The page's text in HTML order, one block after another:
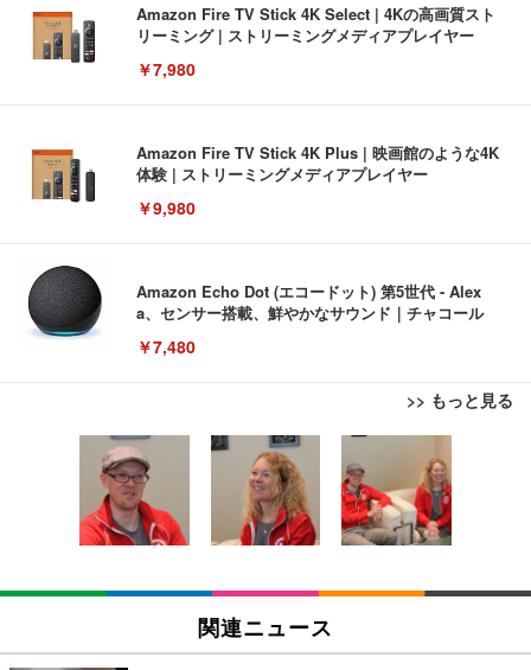
Amazon Fire TV Stick 4K Select | 4Kの高画質スト
リーミング | ストリーミングメディアプレイヤー
￥7,980
Amazon Fire TV Stick 4K Plus | 映画館のような4K
体験 | ストリーミングメディアプレイヤー
￥9,980
Amazon Echo Dot (エコードット) 第5世代 - Alex
a、センサー搭載、鮮やかなサウンド｜チャコール
￥7,480
>> もっと見る
[EdoErgo] オフィスチェア 椅子 テレワーク 疲れな
い 跳ね上げ式アームレスト コンパクト 約105度ロッ
キング pc 事務椅子 360度回転 座面昇降 強化ナイロ
ン樹脂ベース 通気性メッシュ 在宅ワーク H-WY01
(黒網+黒枠+黒足)
￥5,699
SIHOO B100 オフィスチェア／デスクチェア メッシ
ュチェア 人間工学 疲れない ブラック
￥27,999
EIZO ビジネス向けプレミアムモニター | FlexScan
EV3240X-WT | 31.5型4K UHD・USB Type-C・ホワ
イト
￥105,595
EIZO ビジネス向けプレミアムモニター | FlexScan
￥109,572
Amazonベーシック ペットシーツ 薄型 レギュラー 1
回使い捨て 無香料 ホワイト 300枚
￥3,373
Amazonベーシック ペットシーツ 厚型 ワイド 42枚
x2袋(84枚) ホワイト(吸収面:ライトブルー)
￥3,234
関連ニュース